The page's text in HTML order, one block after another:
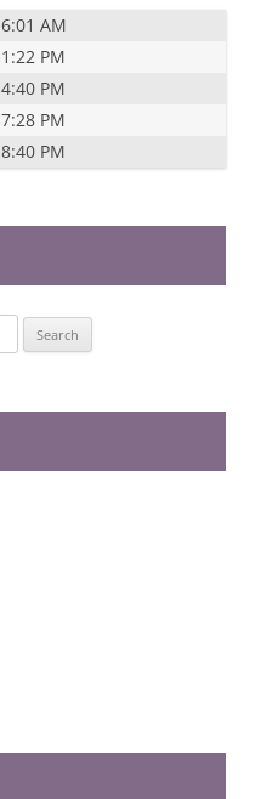
6:01 AM
1:22 PM
4:40 PM
7:28 PM
8:40 PM